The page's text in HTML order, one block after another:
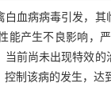
血病病毒引发，
能产生不良影响，
前尚未出现特效
制该病的发生，达